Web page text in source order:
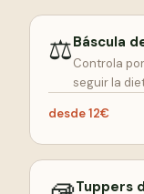
⚖️Báscula
Controla
seguir la
desde 12€
Tuppers